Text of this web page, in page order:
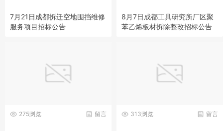
7月21日成都拆迁空地围挡维修
服务项目招标公告
8月7日成都工具研究所厂区聚
苯乙烯板材拆除整改招标公告
留言
275浏览 留言
313浏览